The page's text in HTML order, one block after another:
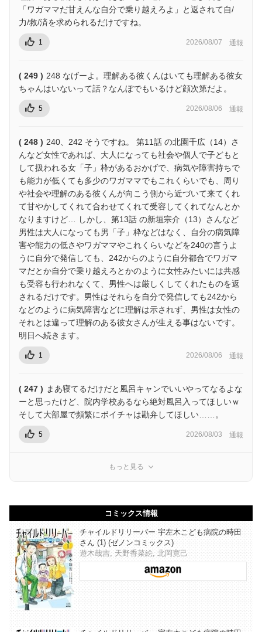
「ワガママだ甘えんな自分で乗り越えろよ」と返されて自/
力/救/済を求められるだけですね。
1 2026/08/07 通報
( 249 ) 248 なげーよ。理解ある彼くんはいても理解ある彼女
ちゃんはいないって話？なんぼでもいるけど顔次第だよ。
5 2026/08/06 通報
( 248 ) 240、242 そうですね。 第11話 の北園千広（14）さ
んなど女性であれば、大人になっても社会や個人で子どもと
して扱われる女「子」枠があるおかげで、病気や障害持ちで
も能力が低くても多少のワガママでもこれくらいでも、周り
や社会や理解のある彼くんが向こう側から近づいて来てくれ
て甘やかしてくれて合わせてくれて受容してくれてなんとか
なりますけど… しかし、第13話 の新垣宗介（13）さんなど
男性は大人になっても男「子」枠などはなく、自分の病気障
害や能力の低さやワガママやこれくらいなどを240の言うよ
うに自分で発信しても、242からのように自分都合でワガマ
マだとか自分で乗り越えろとかのように女性みたいには共感
も受容も行われなくて、男性へは厳しくしてくれたものを返
されるだけです。男性はそれらを自分で発信しても242から
などのように病気障害などに理解は示されず、男性は女性の
それとは違って理解のある彼女さんが生える事はないです。
明日へ続きます。
1 2026/08/06 通報
( 247 ) まあ寝てるだけだと風呂キャンでいいやってなるよな
ーと思ったけど、院内学校あるなら絶対風呂入ってほしいｗ
そして大部屋で頻繁にボイチャは勘弁してほしい……。
5 2026/08/03 通報
もっと見る
コミックス情報
チャイルドリリーバー 宇左木こども病院の時田
さん (1) (ゼノンコミックス)
遊木哉吉, 天野香菜絵, 北岡寛己